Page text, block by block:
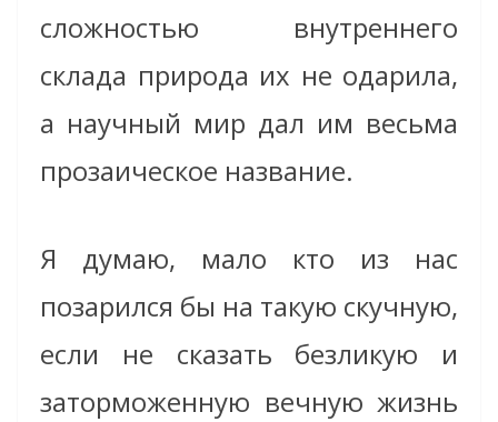
сложностью внутреннего
склада природа их не одарила,
а научный мир дал им весьма
прозаическое название.
Я думаю, мало кто из нас
позарился бы на такую скучную,
если не сказать безликую и
заторможенную вечную жизнь